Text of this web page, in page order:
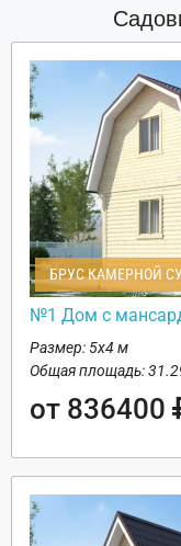
БРУС КАМЕРНОЙ
№1 Дом с
Размер: 5х4 м
Общая площадь:
от 836400